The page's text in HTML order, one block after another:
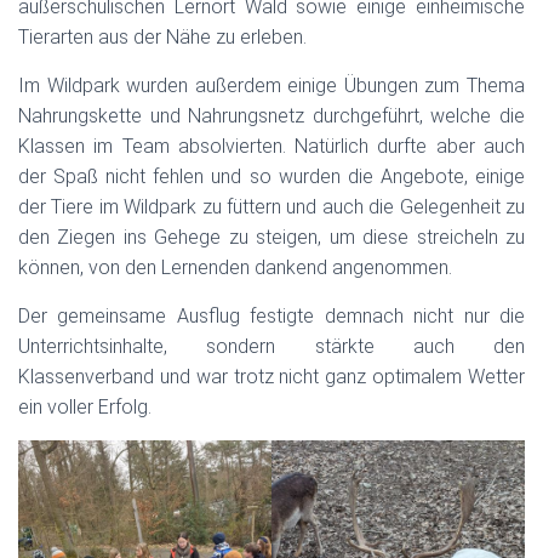
außerschulischen Lernort Wald sowie einige einheimische
Tierarten aus der Nähe zu erleben.
Im Wildpark wurden außerdem einige Übungen zum Thema
Nahrungskette und Nahrungsnetz durchgeführt, welche die
Klassen im Team absolvierten. Natürlich durfte aber auch
der Spaß nicht fehlen und so wurden die Angebote, einige
der Tiere im Wildpark zu füttern und auch die Gelegenheit zu
den Ziegen ins Gehege zu steigen, um diese streicheln zu
können, von den Lernenden dankend angenommen.
Der gemeinsame Ausflug festigte demnach nicht nur die
Unterrichtsinhalte, sondern stärkte auch den
Klassenverband und war trotz nicht ganz optimalem Wetter
ein voller Erfolg.